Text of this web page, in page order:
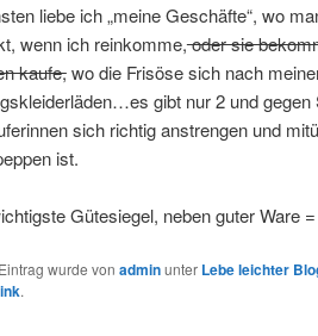
liebe ich „meine Geschäfte“, wo
wenn ich reinkomme,oder sie
kaufe,wo die Frisöse sich nach
gibt nur 2 und
sich richtig anstrengen und
ist.
Gütesiegel, neben guter Ware
wurde von adminunter Lebe leichter
.